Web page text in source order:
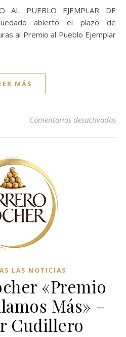
abierto el plazo de
al Premio al Pueblo Ejemplar
MÁS
Comentarios desactivados
LAS NOTICIAS
«Premio
Más» –
Cudillero